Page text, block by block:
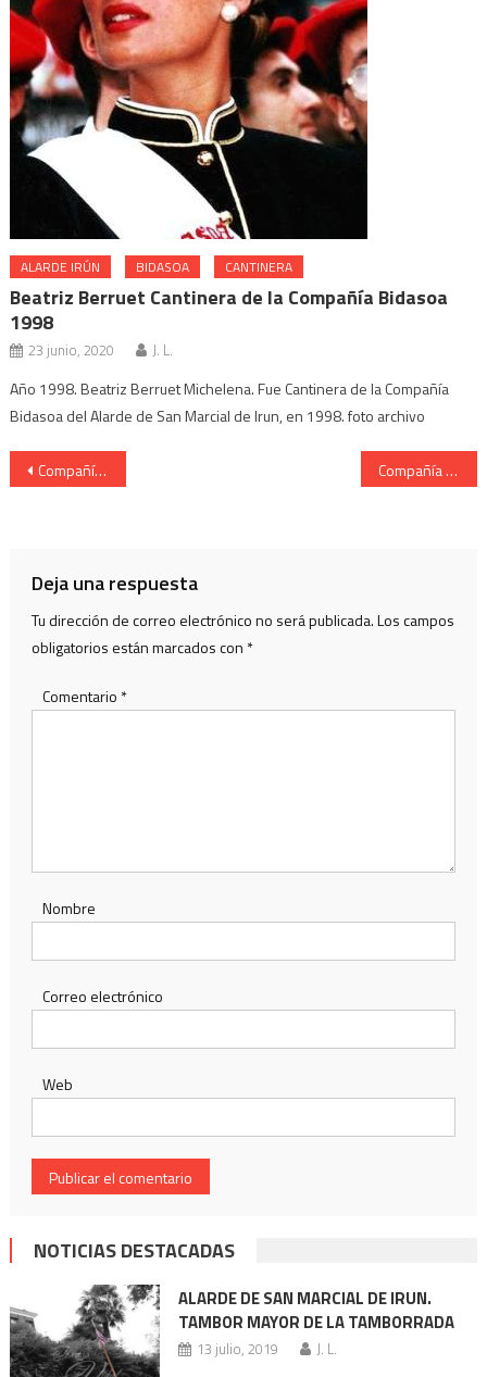
ALARDE IRÚN BIDASOA CANTINERA
Beatriz Berruet Cantinera de la Compañía Bidasoa
1998
23 junio, 2020 J. L.
Año 1998. Beatriz Berruet Michelena. Fue Cantinera de la Compañía
Bidasoa del Alarde de San Marcial de Irun, en 1998. foto archivo
Navegación
Compañía Anaka. Cantinera Oihana Olazábal plano 2006 Compañía Anaka. Cantinera Oihana Olazábal presentación 2006
Deja una respuesta
Tu dirección de correo electrónico no será publicada.Los campos
obligatorios están marcados con *
Comentario *
Nombre
Correo electrónico
Web
NOTICIAS DESTACADAS
ALARDE DE SAN MARCIAL DE IRUN.
TAMBOR MAYOR DE LA TAMBORRADA
13 julio, 2019 J. L.